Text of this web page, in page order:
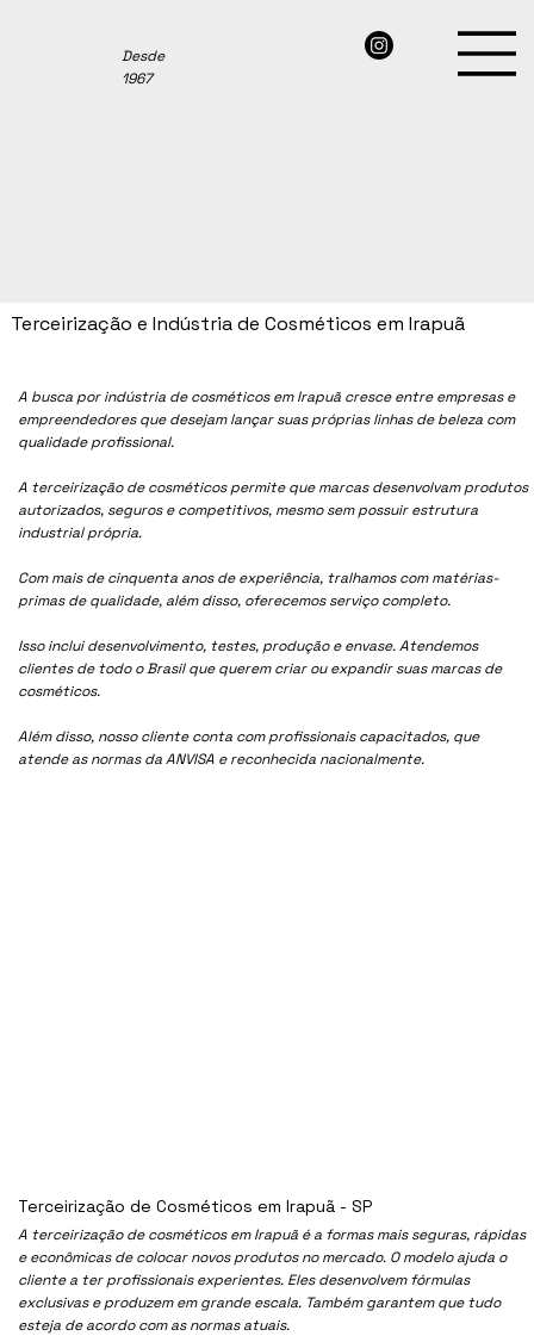
Desde
1967
A busca por indústria de cosméticos emIrapuã cresce entre empresas e
empreendedores que desejam lançar suas próprias linhas de beleza com
qualidade profissional.
A terceirização de cosméticos permite que marcas desenvolvam produtos
autorizados, seguros e competitivos, mesmo sem possuir estrutura
industrial própria.
Com mais de cinquenta anos de experiência, tralhamos com matérias-
primas de qualidade, além disso, oferecemos serviço completo.
Isso inclui desenvolvimento, testes, produção e envase. Atendemos
clientes de todo o Brasil que querem criar ou expandir suas marcas de
cosméticos.
Além disso, nosso cliente conta com profissionais capacitados, que
atende as normas da ANVISA e reconhecida nacionalmente.
A terceirização de cosméticos em Irapuã é a formas mais seguras, rápidas
e econômicas de colocar novos produtos no mercado. O modelo ajuda o
cliente a ter profissionais experientes. Eles desenvolvem fórmulas
exclusivas e produzem em grande escala. Também garantem que tudo
esteja de acordo com as normas atuais.
Terceirização e Indústria de Cosméticos em Irapuã
Terceirização de Cosméticos em Irapuã - SP